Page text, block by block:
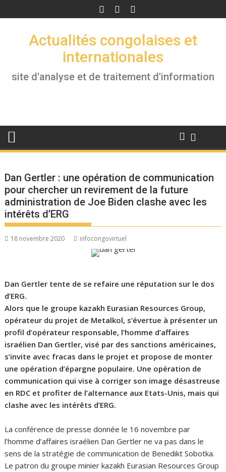
to
Actualités congolaises et
internationales
site d'analyse et de traitement d'information
Dan Gertler : une opération de communication
pour chercher un revirement de la future
administration de Joe Biden clashe avec les
intérêts d’ERG
18 novembre 2020 infocongovirtuel
Dan Gertler tente de se refaire une réputation sur le dos
d’ERG.
Alors que le groupe kazakh Eurasian Resources Group,
opérateur du projet de Metalkol, s’évertue à présenter un
profil d’opérateur responsable, l’homme d’affaires
israélien Dan Gertler, visé par des sanctions américaines,
s’invite avec fracas dans le projet et propose de monter
une opération d’épargne populaire. Une opération de
communication qui vise à corriger son image désastreuse
en RDC et profiter de l’alternance aux Etats-Unis, mais qui
clashe avec les intérêts d’ERG.
La conférence de presse donnée le 16 novembre par
l’homme d’affaires israélien Dan Gertler ne va pas dans le
sens de la stratégie de communication de Benedikt Sobotka.
Le patron du groupe minier kazakh Eurasian Resources Group